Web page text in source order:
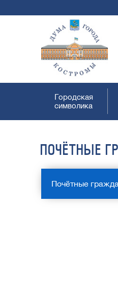
Городская
символика
ПОЧЁТНЫЕ
Почётные